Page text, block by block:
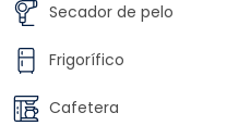
Secador de pelo
Frigorífico
Cafetera